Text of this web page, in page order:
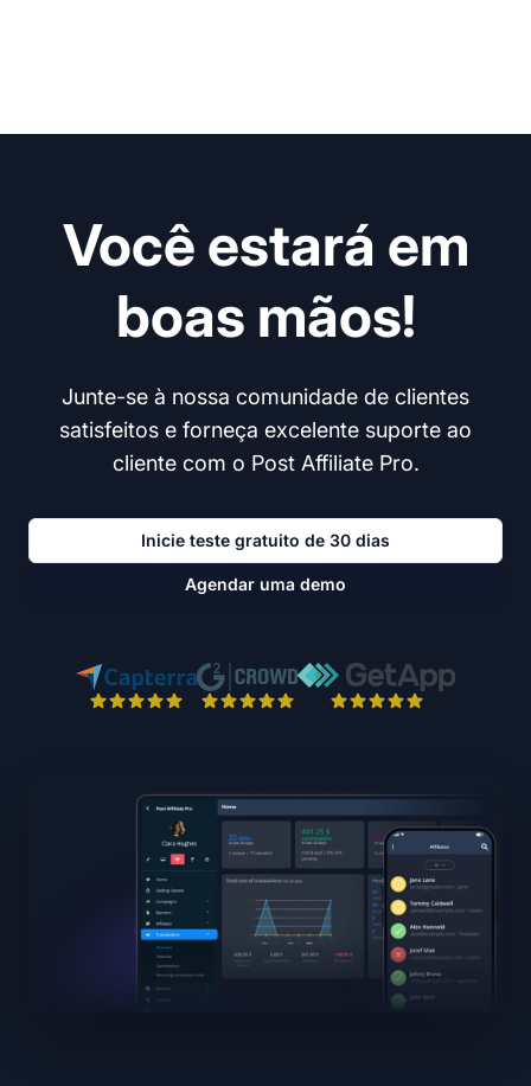
Você estará em
boas mãos!
Junte-se à nossa comunidade de clientes
satisfeitos e forneça excelente suporte ao
cliente com o Post Affiliate Pro.
Inicie teste gratuito de 30 dias
Agendar uma demo